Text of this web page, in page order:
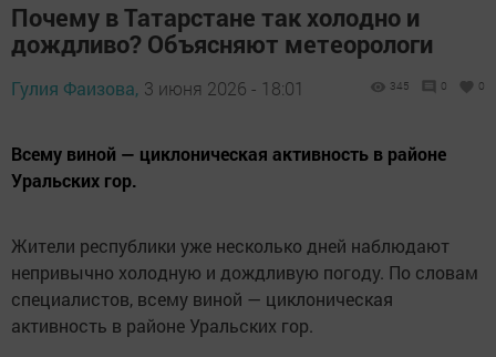
Почему в Татарстане так холодно и
дождливо? Объясняют метеорологи
Гулия Фаизова, 3 июня 2026 - 18:01 345 0 0
Всему виной — циклоническая активность в районе
Уральских гор.
Жители республики уже несколько дней наблюдают
непривычно холодную и дождливую погоду. По словам
специалистов, всему виной — циклоническая
активность в районе Уральских гор.